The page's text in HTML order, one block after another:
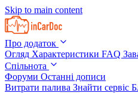
Skip to main content
Про додаток
Огляд Характеристики FAQ
Спільнота
Форуми Останні дописи
Витрати палива Знайти сервіс